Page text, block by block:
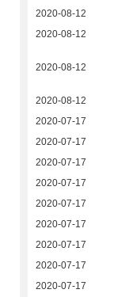
2020-08-12
2020-08-12
2020-08-12
2020-08-12
2020-07-17
2020-07-17
2020-07-17
2020-07-17
2020-07-17
2020-07-17
2020-07-17
2020-07-17
2020-07-17